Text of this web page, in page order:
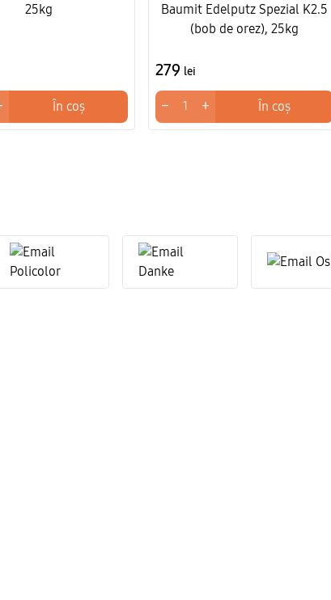
25kg
În coș
Baumit Edelputz Spezial K2.5
(bob de orez), 25kg
279 lei
− + În coș